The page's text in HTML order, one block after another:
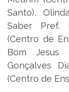
Santo),
Saber Pref.
(Centro de
Bom Jesus
Gonçalves
(Centro de